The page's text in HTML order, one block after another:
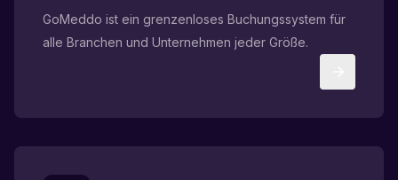
GoMeddo ist ein grenzenloses Buchungssystem für
alle Branchen und Unternehmen jeder Größe.